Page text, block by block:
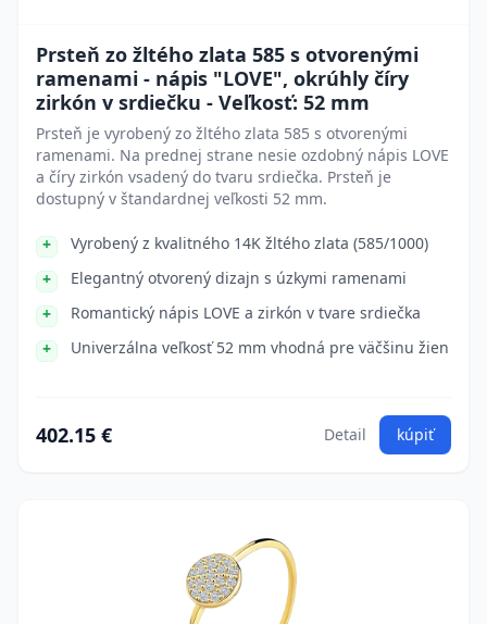
Prsteň zo žltého zlata 585 s otvorenými
ramenami - nápis "LOVE", okrúhly číry
zirkón v srdiečku - Veľkosť: 52 mm
Prsteň je vyrobený zo žltého zlata 585 s otvorenými
ramenami. Na prednej strane nesie ozdobný nápis LOVE
a číry zirkón vsadený do tvaru srdiečka. Prsteň je
dostupný v štandardnej veľkosti 52 mm.
Vyrobený z kvalitného 14K žltého zlata (585/1000)
Elegantný otvorený dizajn s úzkymi ramenami
Romantický nápis LOVE a zirkón v tvare srdiečka
Univerzálna veľkosť 52 mm vhodná pre väčšinu žien
402.15 € Detail kúpiť